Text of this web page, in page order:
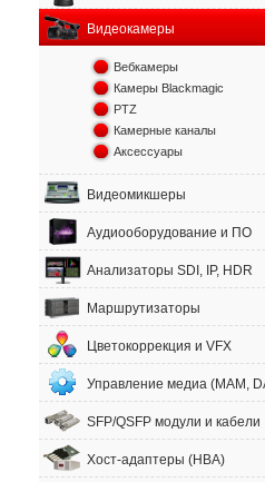
Видеокамеры
Вебкамеры
Камеры Blackmagic
PTZ
Камерные каналы
Аксессуары
Видеомикшеры
Аудиооборудование и ПО
Анализаторы SDI, IP, HDR
Маршрутизаторы
Цветокоррекция и VFX
Управление медиа (MAM,
SFP/QSFP модули и кабели
Хост-адаптеры (HBA)